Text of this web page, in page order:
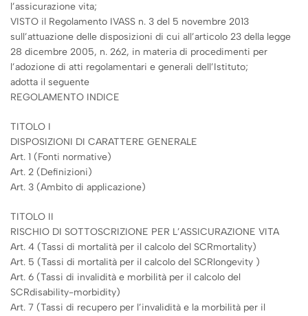
l’assicurazione vita;
VISTO il Regolamento IVASS n. 3 del 5 novembre 2013
sull’attuazione delle disposizioni di cui all’articolo 23 della legge
28 dicembre 2005, n. 262, in materia di procedimenti per
l’adozione di atti regolamentari e generali dell’Istituto;
adotta il seguente
REGOLAMENTO INDICE
TITOLO I
DISPOSIZIONI DI CARATTERE GENERALE
Art. 1 (Fonti normative)
Art. 2 (Definizioni)
Art. 3 (Ambito di applicazione)
TITOLO II
RISCHIO DI SOTTOSCRIZIONE PER L’ASSICURAZIONE VITA
Art. 4 (Tassi di mortalità per il calcolo del SCRmortality)
Art. 5 (Tassi di mortalità per il calcolo del SCRlongevity )
Art. 6 (Tassi di invalidità e morbilità per il calcolo del
SCRdisability-morbidity)
Art. 7 (Tassi di recupero per l’invalidità e la morbilità per il